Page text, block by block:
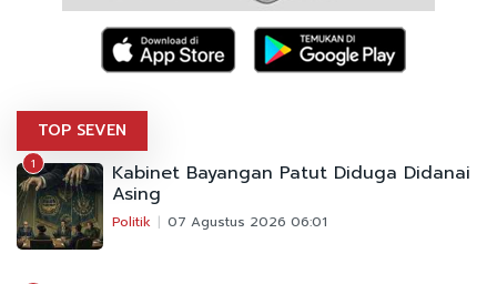
TOP SEVEN
1 Kabinet Bayangan Patut Diduga Didanai
Asing
Politik 07 Agustus 2026 06:01